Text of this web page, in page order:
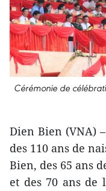
Cérémonie de
Dien Bien (VNA)
des 110 ans de
Bien, des 65 ans
et des 70 ans de